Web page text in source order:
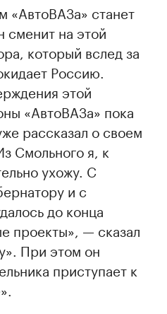
«АвтоВАЗа» станет
на этой
который вслед за
Россию.
этой
«АвтоВАЗа» пока
рассказал о своем
Смольного я, к
ухожу. С
и с
до конца
проекты», — сказал
При этом он
приступает к